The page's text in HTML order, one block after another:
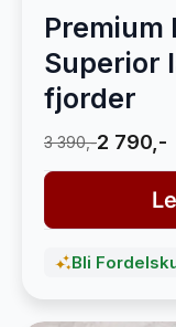
Premium
Superior
fjorder
3 390,-2 790,-
Bli